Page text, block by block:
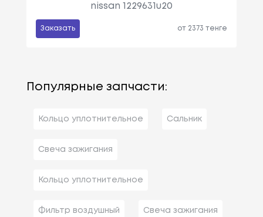
nissan 1229631u20
Заказать от 2373 тенге
Популярные запчасти:
Кольцо уплотнительное Сальник
Свеча зажигания
Кольцо уплотнительное
Фильтр воздушный Свеча зажигания